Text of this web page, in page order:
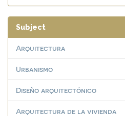
Subject
Arquitectura
Urbanismo
Diseño arquitectónico
Arquitectura de la vivienda